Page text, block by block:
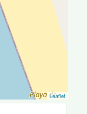
Leaflet